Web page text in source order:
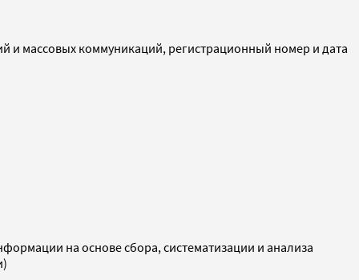
и массовых коммуникаций, регистрационный номер и дата
на основе сбора, систематизации и анализа